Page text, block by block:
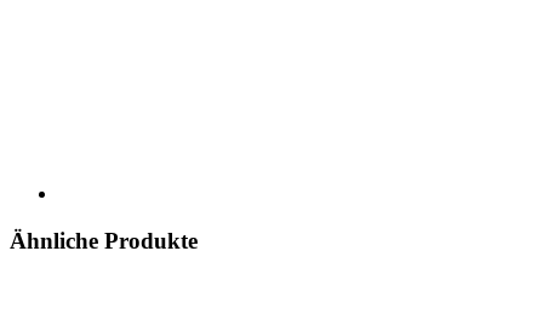
Ähnliche Produkte